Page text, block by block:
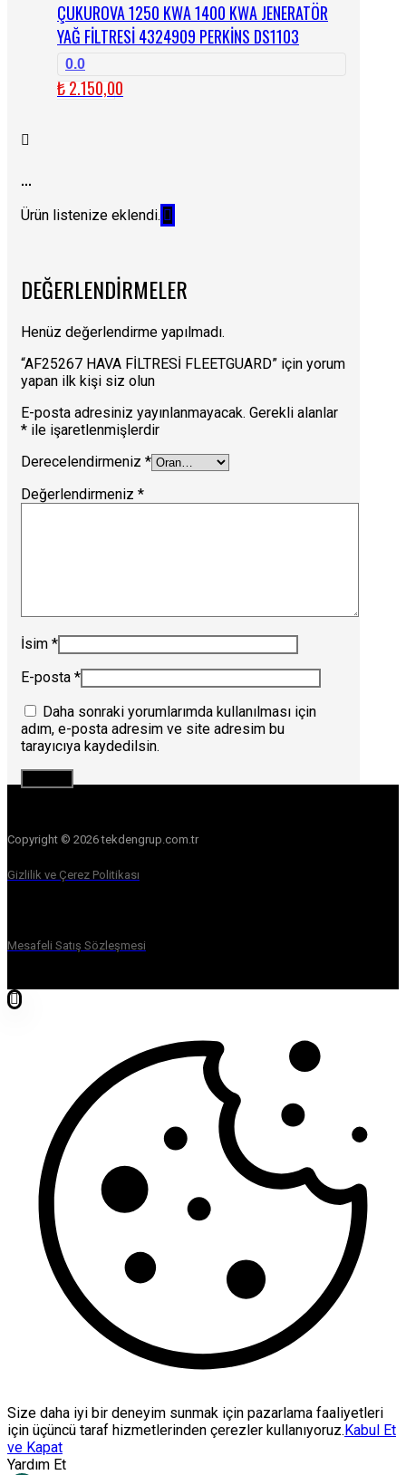
ÇUKUROVA 1250 KWA 1400 KWA JENERATÖR
YAĞ FİLTRESİ 4324909 PERKİNS DS1103
0.0
₺2.150,00
...
Ürün listenize eklendi.
DEĞERLENDIRMELER
Henüz değerlendirme yapılmadı.
“AF25267 HAVA FİLTRESİ FLEETGUARD” için yorum
yapan ilk kişi siz olun
E-posta adresiniz yayınlanmayacak. Gerekli alanlar
* ile işaretlenmişlerdir
Derecelendirmeniz *
Değerlendirmeniz *
İsim *
E-posta *
Daha sonraki yorumlarımda kullanılması için
adım, e-posta adresim ve site adresim bu
tarayıcıya kaydedilsin.
Copyright © 2026 tekdengrup.com.tr
Gizlilik ve Çerez Politikası
Mesafeli Satış Sözleşmesi
Size daha iyi bir deneyim sunmak için pazarlama faaliyetleri
için üçüncü taraf hizmetlerinden çerezler kullanıyoruz. Kabul Et
ve Kapat
Yardım Et